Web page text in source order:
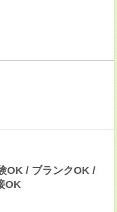
OK / ブランクOK /
OK